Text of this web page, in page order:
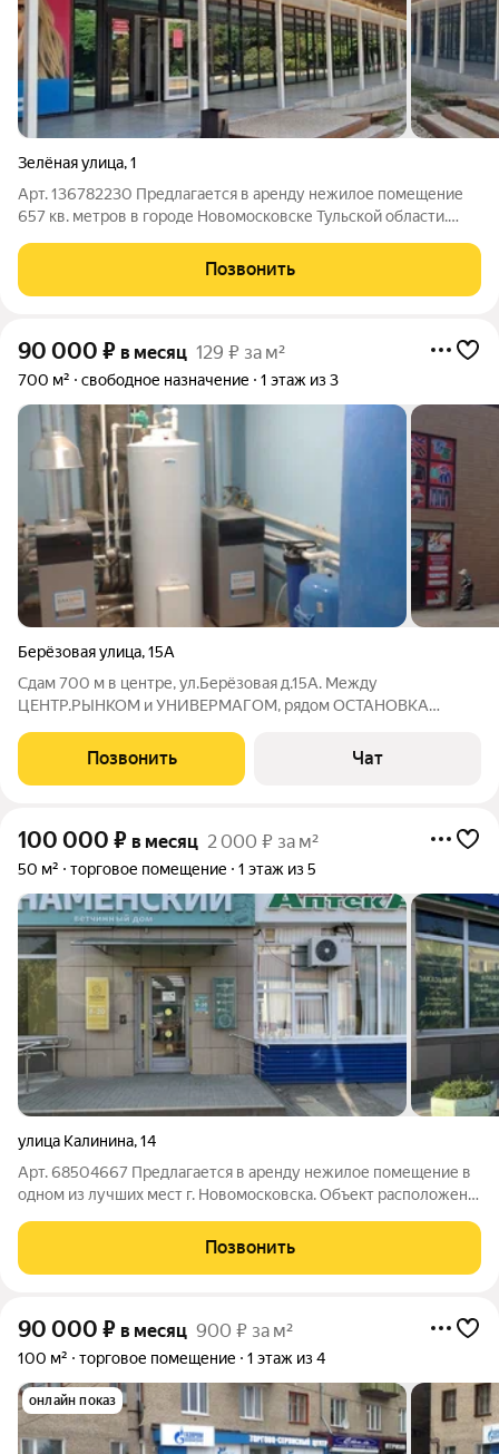
Зелёная улица,1
Арт. 136782230 Предлагается в аренду нежилое помещение
657 кв. метров в городе Новомосковске Тульской области.
города, что обеспечивает большой трафик пешеходов, это
жилой дом, 1этаж с большими
Позвонить
90 000 ₽ в месяц 129 ₽ за м²
700 м² свободное назначение 1 этаж из 3
Берёзовая улица,15А
Сдам 700 м в центре, ул.Берёзовая д.15А. Между
ЦЕНТР.РЫНКОМ и УНИВЕРМАГОМ, рядом ОСТАНОВКА
Отдельный вход. По ул.Дзерджинского около 30-35
парковочных мест. Все коммуникации: отопление(газ.котёл),
Позвонить Чат
100 000 ₽ в месяц 2 000 ₽ за м²
50 м² торговое помещение 1 этаж из 5
улица Калинина,14
Арт. 68504667 Предлагается в аренду нежилое помещение в
одном из лучших мест г. Новомосковска. Объект расположен
районе. В окружении большой супермаркет Верный и
Пятерочка, аптека Столички, Красное
Позвонить
90 000 ₽ в месяц 900 ₽ за м²
100 м² торговое помещение 1 этаж из 4
онлайн показ